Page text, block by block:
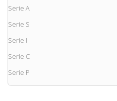
Serie A
Serie S
Serie I
Serie C
Serie P